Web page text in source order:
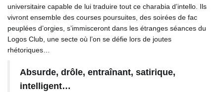
universitaire capable de lui traduire tout ce charabia d’intello. Ils
vivront ensemble des courses poursuites, des soirées de fac
peuplées d’orgies, s’immisceront dans les étranges séances du
Logos Club, une secte où l’on se défie lors de joutes
rhétoriques…
Absurde, drôle, entraînant, satirique,
intelligent…